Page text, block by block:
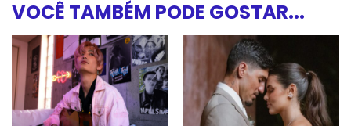
VOCÊ TAMBÉM PODE GOSTAR...